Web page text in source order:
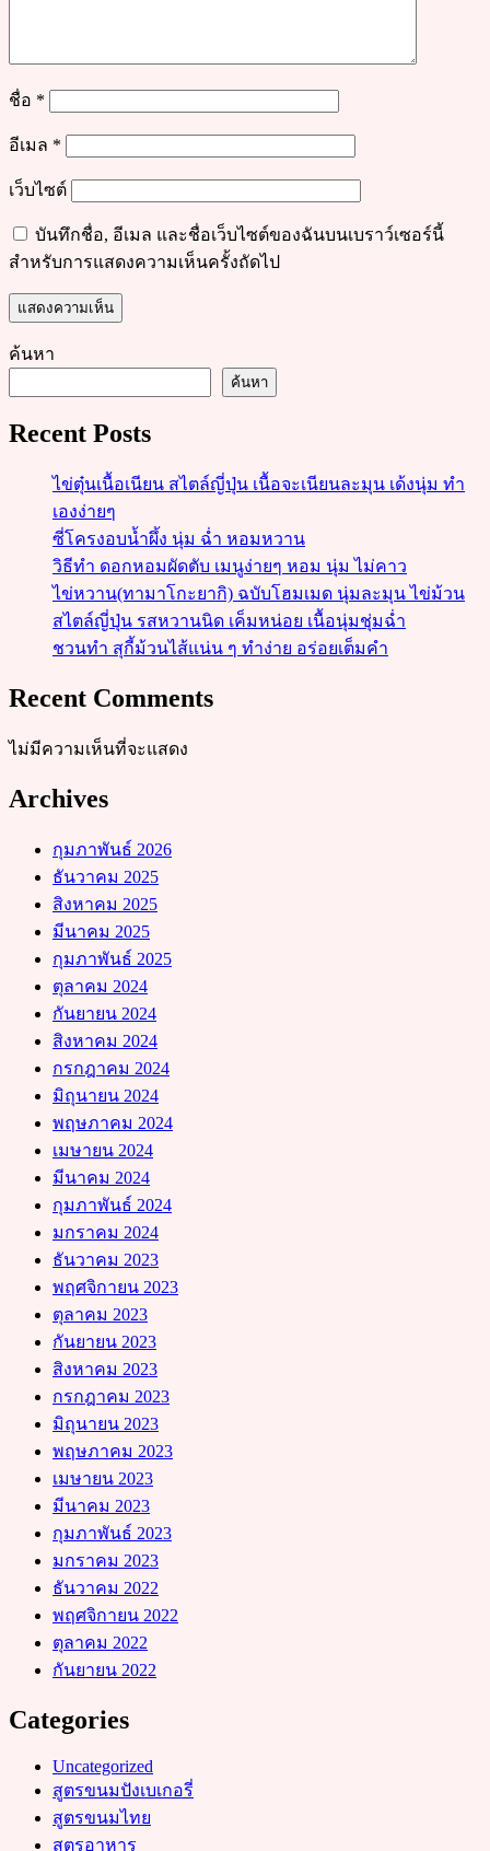
ชื่อ *
อีเมล *
เว็บไซต์
บันทึกชื่อ, อีเมล และชื่อเว็บไซต์ของฉันบนเบราว์เซอร์นี้
สำหรับการแสดงความเห็นครั้งถัดไป
ค้นหา
ค้นหา
Recent Posts
ไข่ตุ๋นเนื้อเนียน สไตล์ญี่ปุ่น เนื้อจะเนียนละมุน เด้งนุ่ม ทำ
เองง่ายๆ
ซี่โครงอบน้ำผึ้ง นุ่ม ฉ่ำ หอมหวาน
วิธีทำ ดอกหอมผัดตับ เมนูง่ายๆ หอม นุ่ม ไม่คาว
ไข่หวาน(ทามาโกะยากิ) ฉบับโฮมเมด นุ่มละมุน ไข่ม้วน
สไตล์ญี่ปุ่น รสหวานนิด เค็มหน่อย เนื้อนุ่มชุ่มฉ่ำ
ชวนทำ สุกี้ม้วนไส้แน่น ๆ ทำง่าย อร่อยเต็มคำ
Recent Comments
ไม่มีความเห็นที่จะแสดง
Archives
กุมภาพันธ์ 2026
ธันวาคม 2025
สิงหาคม 2025
มีนาคม 2025
กุมภาพันธ์ 2025
ตุลาคม 2024
กันยายน 2024
สิงหาคม 2024
กรกฎาคม 2024
มิถุนายน 2024
พฤษภาคม 2024
เมษายน 2024
มีนาคม 2024
กุมภาพันธ์ 2024
มกราคม 2024
ธันวาคม 2023
พฤศจิกายน 2023
ตุลาคม 2023
กันยายน 2023
สิงหาคม 2023
กรกฎาคม 2023
มิถุนายน 2023
พฤษภาคม 2023
เมษายน 2023
มีนาคม 2023
กุมภาพันธ์ 2023
มกราคม 2023
ธันวาคม 2022
พฤศจิกายน 2022
ตุลาคม 2022
กันยายน 2022
Categories
Uncategorized
สูตรขนมปังเบเกอรี่
สูตรขนมไทย
สูตรอาหาร